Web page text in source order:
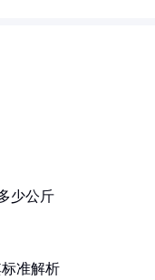
少公斤
准解析